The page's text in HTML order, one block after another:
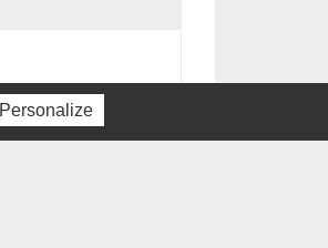
sur cette page
Personalize